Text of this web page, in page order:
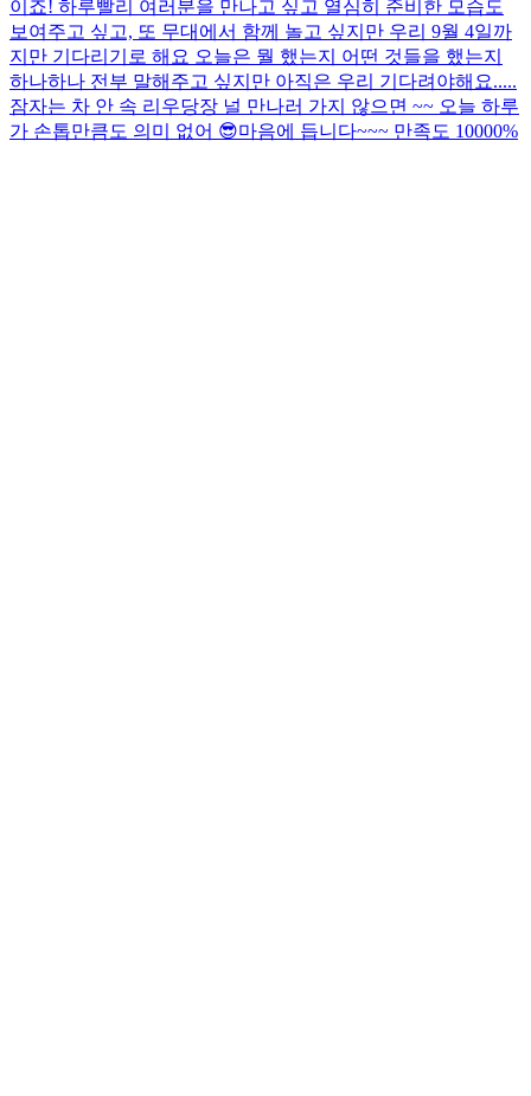
이죠! 하루빨리 여러분을 만나고 싶고 열심히 준비한 모습도
보여주고 싶고, 또 무대에서 함께 놀고 싶지만 우리 9월 4일까
지만 기다리기로 해요 오늘은 뭘 했는지 어떤 것들을 했는지
하나하나 전부 말해주고 싶지만 아직은 우리 기다려야해요.....
잠자는 차 안 속 리우당장 널 만나러 가지 않으면 ~~ 오늘 하루
가 손톱만큼도 의미 없어 😎마음에 듭니다~~~ 만족도 10000%